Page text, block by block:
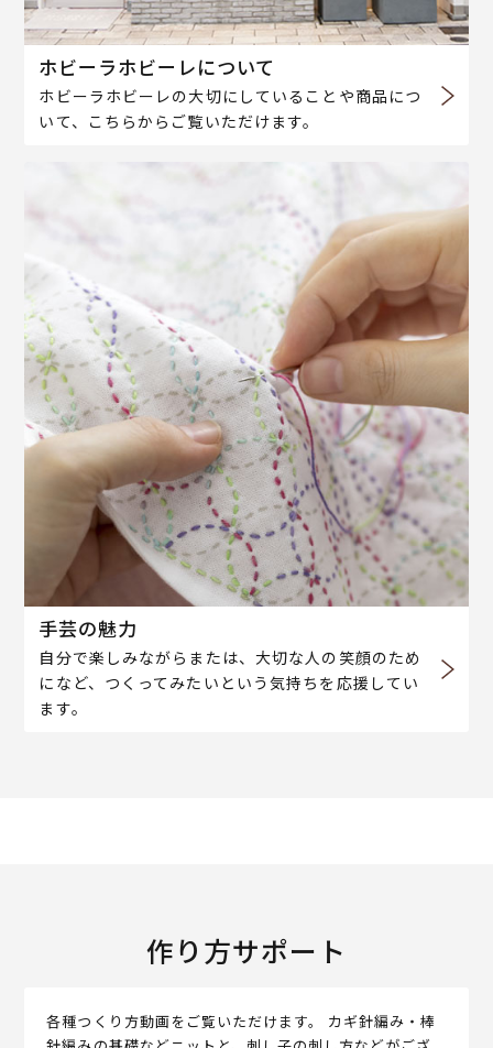
ホビーラホビーレについて
ホビーラホビーレの大切にしていることや商品につ
いて、こちらからご覧いただけます。
手芸の魅力
自分で楽しみながらまたは、大切な人の笑顔のため
になど、つくってみたいという気持ちを応援してい
ます。
作り方サポート
各種つくり方動画をご覧いただけます。 カギ針編み・棒